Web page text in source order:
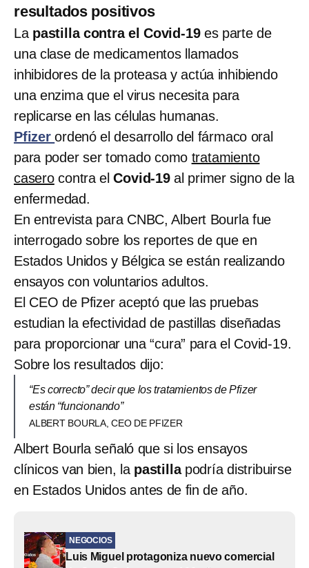
resultados positivos
La pastilla contra el Covid-19es parte de
una clase de medicamentos llamados
inhibidores de la proteasa y actúa inhibiendo
una enzima que el virus necesita para
replicarse en las células humanas.
Pfizerordenó el desarrollo del fármaco oral
para poder ser tomado como tratamiento
caserocontra elCovid-19al primer signo de la
enfermedad.
En entrevista para CNBC, Albert Bourla fue
interrogado sobre los reportes de que en
Estados Unidos y Bélgica se están realizando
ensayos con voluntarios adultos.
El CEO de Pfizer aceptó que las pruebas
estudian la efectividad de pastillas diseñadas
para proporcionar una “cura” para el Covid-19.
Sobre los resultados dijo:
“Es correcto” decir que los tratamientos de Pfizer
están “funcionando”
ALBERT BOURLA, CEO DE PFIZER
Albert Bourla señaló que si los ensayos
clínicos van bien, la pastilla podría distribuirse
en Estados Unidos antes de fin de año.
NEGOCIOS
Luis Miguel protagoniza nuevo comercial